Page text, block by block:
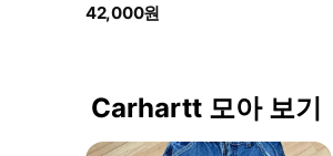
42,000원
Carhartt 모아 보기